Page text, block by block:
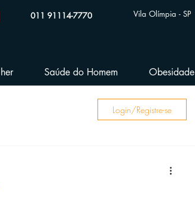
011 91114-7770 Vila Olímpia - SP
Saúde do Homem Obesidade
Login/Registre-se